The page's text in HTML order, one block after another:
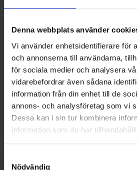
Denna webbplats använder
Vi använder enhetsidentifierare för
och annonserna till användarna,
för sociala medier och analysera
vidarebefordrar även sådana
information från din enhet till de
annons- och analysföretag som vi
Dessa kan i sin tur kombinera
information som du har
samlat in när du har använt deras
Nödvändig
Regnbyxa Glommen WP Herr
249 kr
Liknande produkter